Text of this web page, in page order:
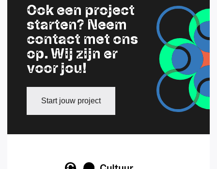
Ook een project
starten? Neem
contact met ons
op. Wij zijn er
voor jou!
Start jouw project